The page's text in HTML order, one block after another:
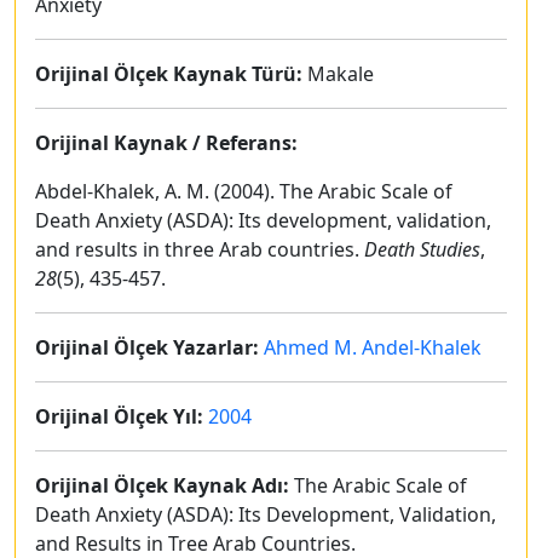
Orijinal Ölçek Kaynak Türü: Makale
Orijinal Kaynak / Referans:
Abdel-Khalek, A. M. (2004). The Arabic Scale of
Death Anxiety (ASDA): Its development, validation,
and results in three Arab countries. Death Studies,
28(5), 435-457.
Orijinal Ölçek Yazarlar: Ahmed M. Andel-Khalek
Orijinal Ölçek Yıl: 2004
Orijinal Ölçek Kaynak Adı: The Arabic Scale of
Death Anxiety (ASDA): Its Development, Validation,
and Results in Tree Arab Countries.